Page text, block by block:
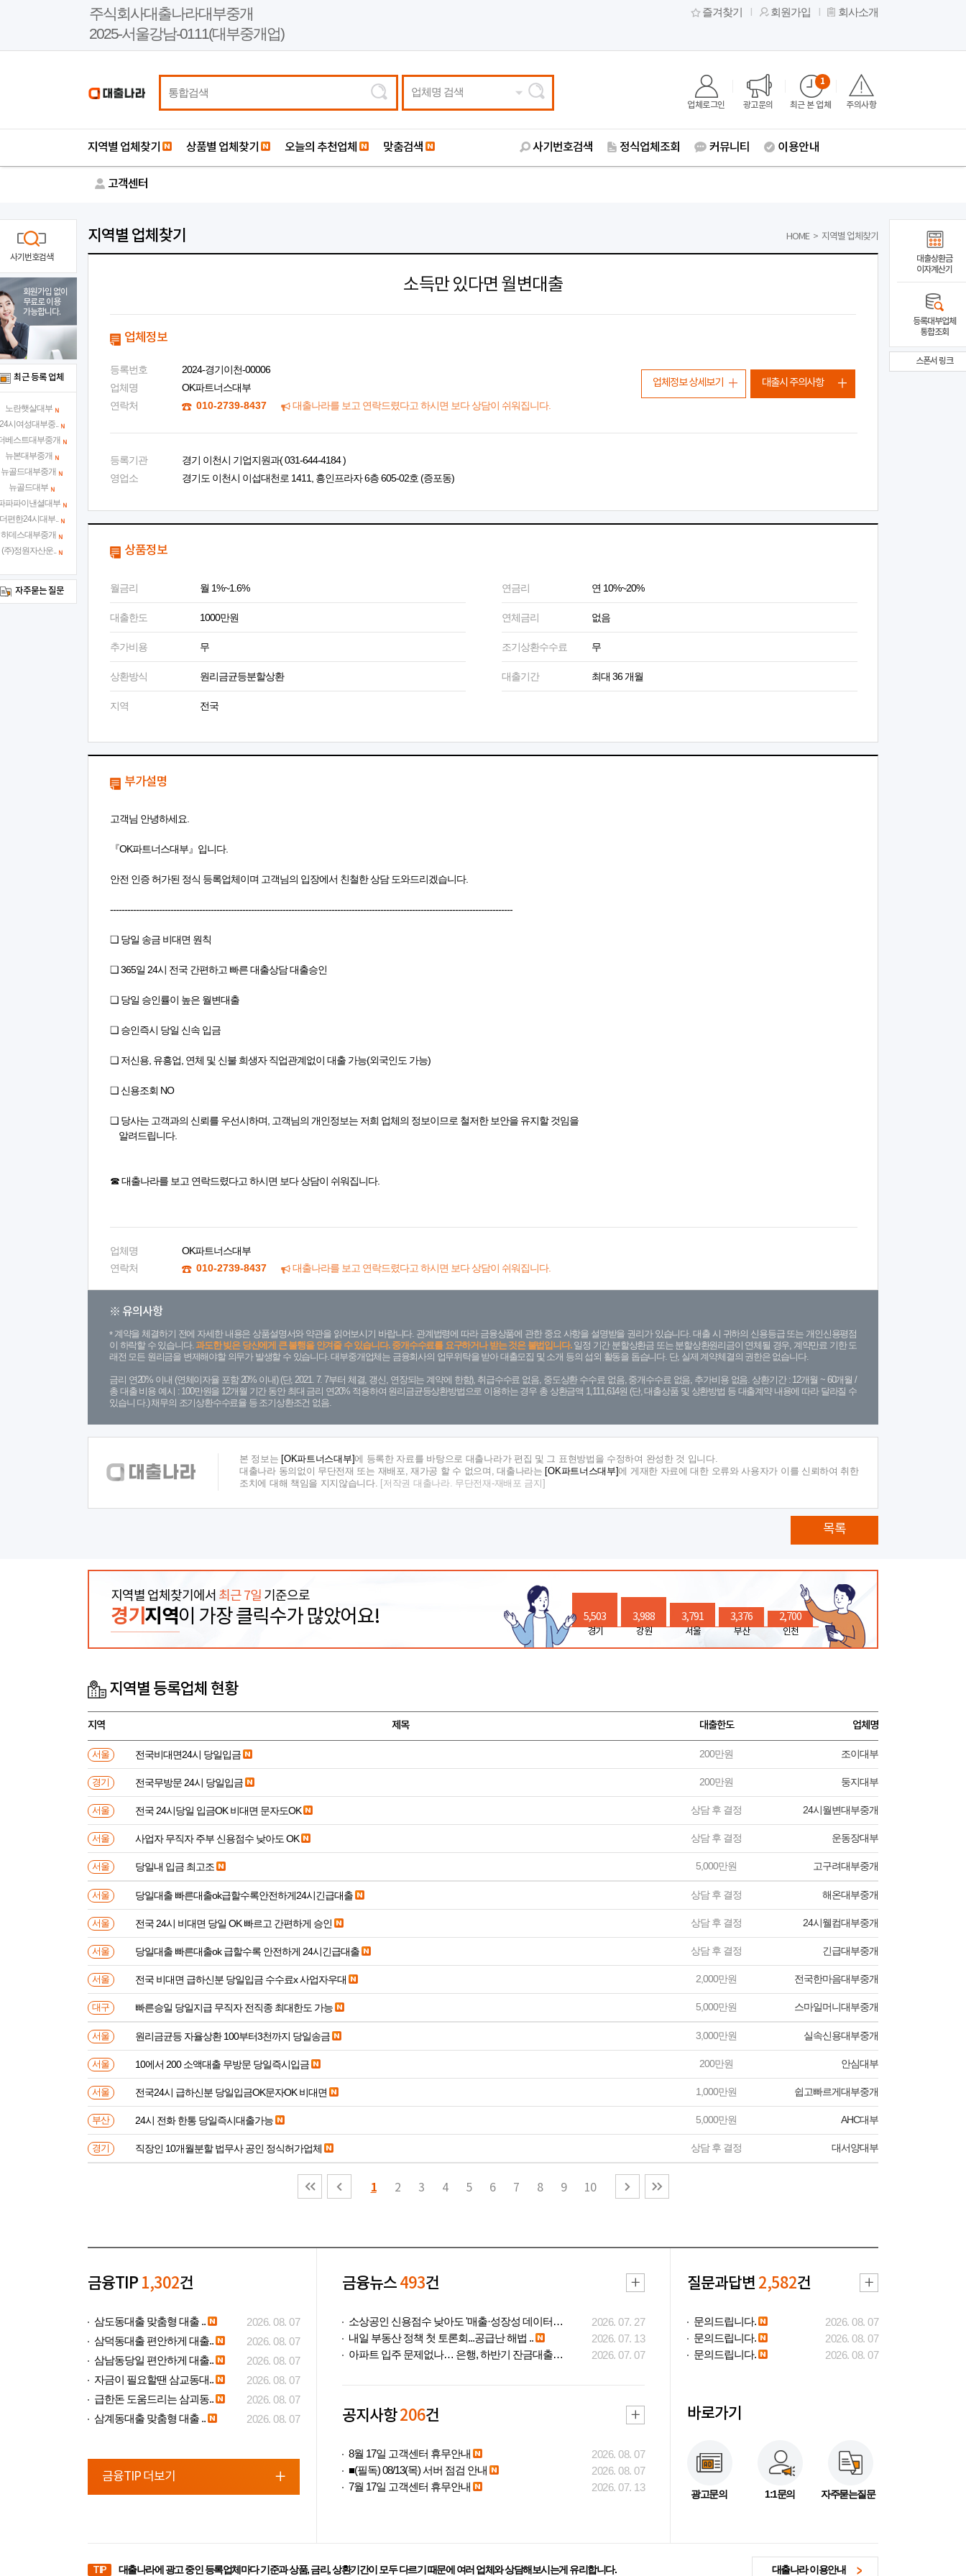
주식회사대출나라대부중개
2025-서울강남-0111(대부중개업)
즐겨찾기 회원가입 회사소개
업체명 검색
업체로그인 광고문의 최근 본 업체
1
주의사항
지역별 업체찾기 상품별 업체찾기 오늘의 추천업체 맞춤검색 사기번호검색 정식업체조회 커뮤니티 이용안내
고객센터
지역별 업체찾기 HOME > 지역별 업체찾기
소득만 있다면 월변대출
업체정보
등록번호
2024-경기이천-00006
업체명
OK파트너스대부
연락처
010-2739-8437 대출나라를 보고 연락드렸다고 하시면 보다 상담이 쉬워집니다.
등록기관
경기 이천시 기업지원과( 031-644-4184 )
영업소
경기도 이천시 이섭대천로 1411, 흥인프라자 6층 605-02호 (증포동)
업체정보 상세보기 대출시 주의사항
상품정보
월금리 월 1%~1.6% 연금리 연 10%~20%
대출한도 1000만원 연체금리 없음
추가비용 무 조기상환수수료 무
상환방식 원리금균등분할상환 대출기간 최대 36 개월
지역 전국
부가설명
고객님 안녕하세요.
『OK파트너스대부』입니다.
안전 인증 허가된 정식 등록업체이며 고객님의 입장에서 친철한 상담 도와드리겠습니다.
--------------------------------------------------------------------------------------------------------------------------------------------
❏ 당일 송금 비대면 원칙
❏ 365일 24시 전국 간편하고 빠른 대출상담 대출승인
❏ 당일 승인률이 높은 월변대출
❏ 승인즉시 당일 신속 입금
❏ 저신용, 유흥업, 연체 및 신불 희생자 직업관계없이 대출 가능(외국인도 가능)
❏ 신용조회 NO
❏ 당사는 고객과의 신뢰를 우선시하며, 고객님의 개인정보는 저희 업체의 정보이므로 철저한 보안을 유지할 것임을
알려드립니다.
☎ 대출나라를 보고 연락드렸다고 하시면 보다 상담이 쉬워집니다.
업체명
OK파트너스대부
연락처
010-2739-8437 대출나라를 보고 연락드렸다고 하시면 보다 상담이 쉬워집니다.
※ 유의사항
계약을 체결하기 전에 자세한 내용은 상품설명서와 약관을 읽어보시기 바랍니다. 관계법령에 따라 금융상품에 관한 중요 사항을 설명받을 권리가 있습니다. 대출 시 귀하의 신용등급 또는 개인신용평점
이 하락할 수 있습니다.과도한 빚은 당신에게 큰 불행을 안겨줄 수 있습니다. 중개수수료를 요구하거나 받는 것은 불법입니다.일정 기간 분할상환금 또는 분할상환원리금이 연체될 경우, 계약만료 기한 도
래전 모든 원리금을 변제해야할 의무가 발생할 수 있습니다. 대부중개업체는 금융회사의 업무위탁을 받아 대출모집 및 소개 등의 섭외 활동을 돕습니다. 단, 실제 계약체결의 권한은 없습니다.
금리 연20% 이내 (연체이자율 포함 20% 이내) (단, 2021. 7. 7부터 체결, 갱신, 연장되는 계약에 한함), 취급수수료 없음, 중도상환 수수료 없음, 중개수수료 없음, 추가비용 없음. 상환기간 : 12개월 ~ 60개월 /
총 대출 비용 예시 : 100만원을 12개월 기간 동안 최대 금리 연20% 적용하여 원리금균등상환방법으로 이용하는 경우 총 상환금액 1,111,614원 (단, 대출상품 및 상환방법 등 대출계약 내용에 따라 달라질 수
있습니 다.) 채무의 조기상환수수료율 등 조기상환조건 없음.
본 정보는 [OK파트너스대부]에 등록한 자료를 바탕으로 대출나라가 편집 및 그 표현방법을 수정하여 완성한 것 입니다.
대출나라 동의없이 무단전재 또는 재배포, 재가공 할 수 없으며, 대출나라는 [OK파트너스대부]에 게재한 자료에 대한 오류와 사용자가 이를 신뢰하여 취한
조치에 대해 책임을 지지않습니다.
[저작권 대출나라. 무단전재-재배포 금지]
목록
지역별 업체찾기에서 최근 7일 기준으로
경기 지역이 가장 클릭수가 많았어요! 5,503
경기
3,988
강원
3,791
서울
3,376
부산
2,700
인천
지역별 등록업체 현황
지역 제목 대출한도 업체명
서울 전국비대면24시 당일입금 200만원 조이대부
경기 전국무방문 24시 당일입금 200만원 둥지대부
서울 전국 24시당일 입금OK 비대면 문자도OK 상담 후 결정 24시월변대부중개
서울 사업자 무직자 주부 신용점수 낮아도 OK 상담 후 결정 운동장대부
서울 당일내 입금 최고조 5,000만원 고구려대부중개
서울 당일대출 빠른대출ok급할수록안전하게24시긴급대출 상담 후 결정 해온대부중개
서울 전국 24시 비대면 당일 OK 빠르고 간편하게 승인 상담 후 결정 24시웰컴대부중개
서울 당일대출 빠른대출ok 급할수록 안전하게 24시긴급대출 상담 후 결정 긴급대부중개
서울 전국 비대면 급하신분 당일입금 수수료x 사업자우대 2,000만원 전국한마음대부중개
대구 빠른승일 당일지급 무직자 전직종 최대한도 가능 5,000만원 스마일머니대부중개
서울 원리금균등 자율상환 100부터3천까지 당일송금 3,000만원 실속신용대부중개
서울 10에서 200 소액대출 무방문 당일즉시입금 200만원 안심대부
서울 전국24시 급하신분 당일입금OK문자OK 비대면 1,000만원 쉽고빠르게대부중개
부산 24시 전화 한통 당일즉시대출가능 5,000만원 AHC대부
경기 직장인 10개월분할 법무사 공인 정식허가업체 상담 후 결정 대서양대부
1 2 3 4 5 6 7 8 9 10
사기번호검색
회원가입 없이
무료로 이용
가능합니다.
최근 등록 업체
노란햇살대부
시여성대부중..
베스트대부중개
뉴본대부중개
뉴골드대부중개
뉴골드대부
파파이낸셜대부
편한24시대부..
하데스대부중개
(주)정원자산운..
자주묻는 질문
대출상환금
이자계산기
등록대부업체
통합조회
스폰서 링크
금융TIP 1,302건
삼도동대출 맞춤형 대출 ..
2026. 08. 07
삼덕동대출 편안하게 대출..
2026. 08. 07
삼남동당일 편안하게 대출..
2026. 08. 07
자금이 필요할땐 삼교동대..
2026. 08. 07
급한돈 도움드리는 삼괴동..
2026. 08. 07
삼계동대출 맞춤형 대출 ..
2026. 08. 07
금융TIP 더보기
금융뉴스493건
소상공인 신용점수 낮아도 '매출·성장성 데이터..
2026. 07. 27
내일 부동산 정책 첫 토론회...공급난 해법 ..
2026. 07. 13
아파트 입주 문제없나… 은행, 하반기 잔금대출..
2026. 07. 07
공지사항206건
8월 17일 고객센터 휴무안내
2026. 08. 07
■(필독) 08/13(목) 서버 점검 안내
2026. 08. 07
7월 17일 고객센터 휴무안내
2026. 07. 13
질문과답변 2,582건
문의드립니다.
2026. 08. 07
문의드립니다.
2026. 08. 07
문의드립니다.
2026. 08. 07
바로가기
광고문의 1:1문의 자주묻는질문
TIP 대출나라에 광고 중인 등록업체마다 기준과 상품, 금리, 상환기간이 모두 다르기 때문에 여러 업체와 상담해보시는게 유리합니다. 대출나라 이용안내